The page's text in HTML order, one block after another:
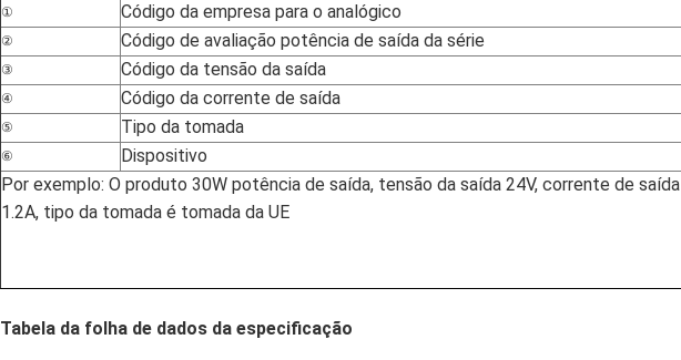
①
Código da empresa para o analógico
② Código de avaliação potência de saída da série
③ Código da tensão da saída
④ Código da corrente de saída
⑤ Tipo da tomada
⑥
Dispositivo
Por exemplo: O produto 30W potência de saída, tensão da saída 24V, corrente de saída
1.2A, tipo da tomada é tomada da UE
Tabela da folha de dados da especificação